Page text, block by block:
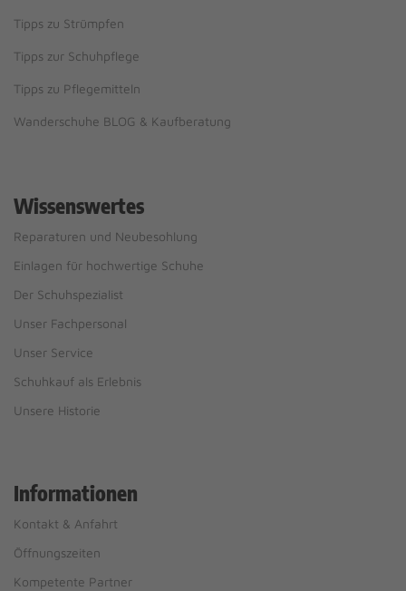
Tipps zu Strümpfen
Tipps zur Schuhpflege
Tipps zu Pflegemitteln
Wanderschuhe BLOG & Kaufberatung
Wissenswertes
Reparaturen und Neubesohlung
Einlagen für hochwertige Schuhe
Der Schuhspezialist
Unser Fachpersonal
Unser Service
Schuhkauf als Erlebnis
Unsere Historie
Informationen
Kontakt & Anfahrt
Öffnungszeiten
Kompetente Partner